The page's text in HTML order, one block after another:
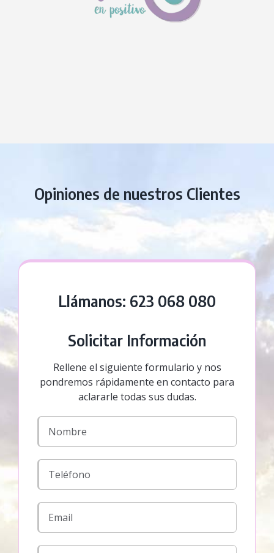
Opiniones de nuestros Clientes
Llámanos: 623 068 080
Solicitar Información
Rellene el siguiente formulario y nos
pondremos rápidamente en contacto para
aclararle todas sus dudas.